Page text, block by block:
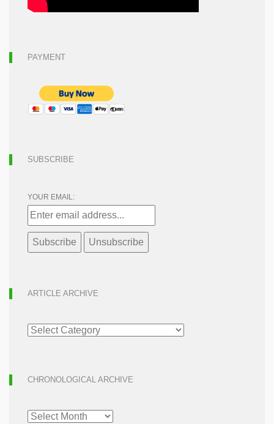
PAYMENT
SUBSCRIBE
YOUR EMAIL:
ARTICLE ARCHIVE
ARTICLE
ARCHIVE
CHRONOLOGICAL ARCHIVE
CHRONOLOGICAL
ARCHIVE